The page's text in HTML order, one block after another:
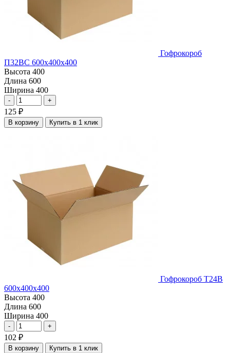
Гофрокороб
П32ВС 600х400х400
Высота 400
Длина 600
Ширина 400
- +
125 ₽
В корзину Купить в 1 клик
Гофрокороб Т24В
600х400х400
Высота 400
Длина 600
Ширина 400
- +
102 ₽
В корзину Купить в 1 клик